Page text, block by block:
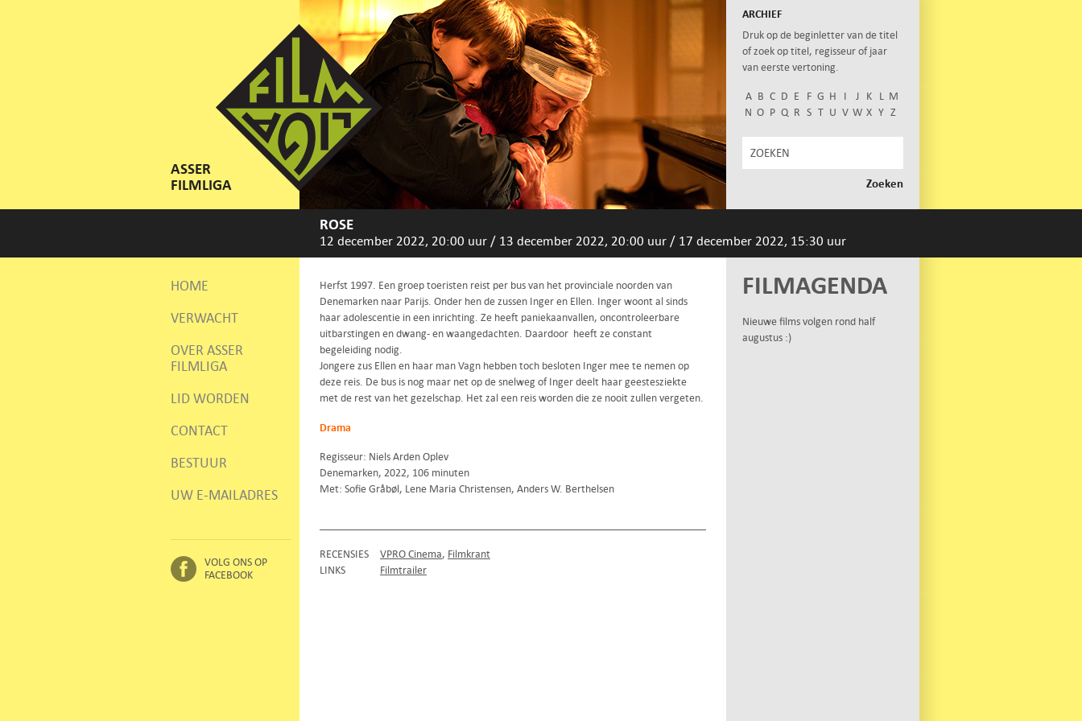
ASSER
FILMLIGA
ARCHIEF
Druk op de beginletter van de titel
of zoek op titel, regisseur of jaar
van eerste vertoning.
A B C D E F G H I J K L M
N O P Q R S T U V W X Y Z
ROSE
12 december 2022, 20:00 uur / 13 december 2022, 20:00 uur / 17 december 2022, 15:30 uur
HOME
VERWACHT
OVER ASSER
FILMLIGA
LID WORDEN
CONTACT
BESTUUR
UW E-MAILADRES
VOLG ONS OP
FACEBOOK
Herfst 1997. Een groep toeristen reist per bus van het provinciale noorden van
Denemarken naar Parijs. Onder hen de zussen Inger en Ellen. Inger woont al sinds
haar adolescentie in een inrichting. Ze heeft paniekaanvallen, oncontroleerbare
uitbarstingen en dwang- en waangedachten. Daardoor heeft ze constant
begeleiding nodig.
Jongere zus Ellen en haar man Vagn hebben toch besloten Inger mee te nemen op
deze reis. De bus is nog maar net op de snelweg of Inger deelt haar geestesziekte
met de rest van het gezelschap. Het zal een reis worden die ze nooit zullen vergeten.
Drama
Regisseur: Niels Arden Oplev
Denemarken, 2022, 106 minuten
Met: Sofie Gråbøl, Lene Maria Christensen, Anders W. Berthelsen
RECENSIES VPRO Cinema Filmkrant
LINKS
Filmtrailer
FILMAGENDA
Nieuwe films volgen rond half
augustus :)